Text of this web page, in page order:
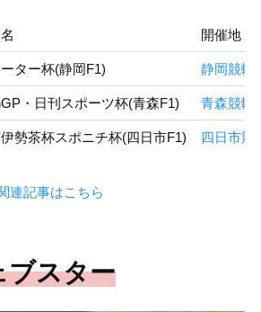
開催地
ター杯(静岡F1) 静岡競輪
・日刊スポーツ杯(青森F1) 青森競輪
勢茶杯スポニチ杯(四日市F1) 四日市競
連記事はこちら
ブスター